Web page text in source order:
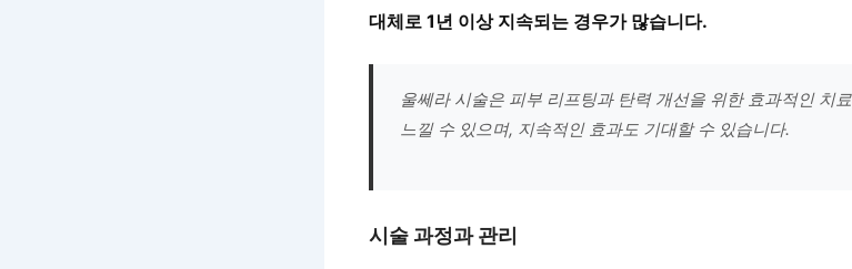
대체로 1년 이상 지속되는 경우가 많습니다.
울쎄라 시술은 피부 리프팅과 탄력 개선을 위한 효과적인 치
느낄 수 있으며, 지속적인 효과도 기대할 수 있습니다.
시술 과정과 관리